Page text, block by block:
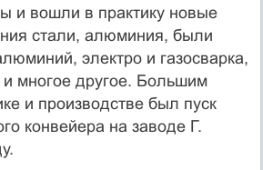
и вошли в практику новые
стали, алюминия, были
электро и газосварка,
многое другое. Большим
и производстве был пуск
конвейера на заводе Г.